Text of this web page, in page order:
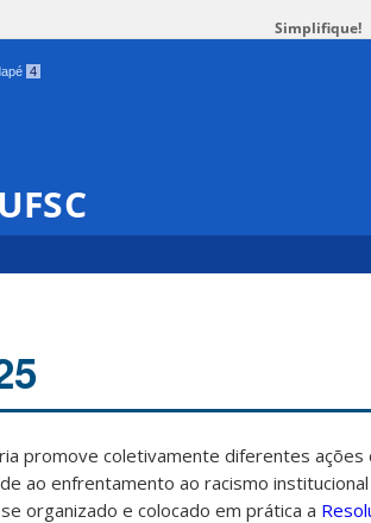
Simplifique!
4
promove coletivamente diferentes
ao enfrentamento ao racismo institucional
organizado e colocado em prática a